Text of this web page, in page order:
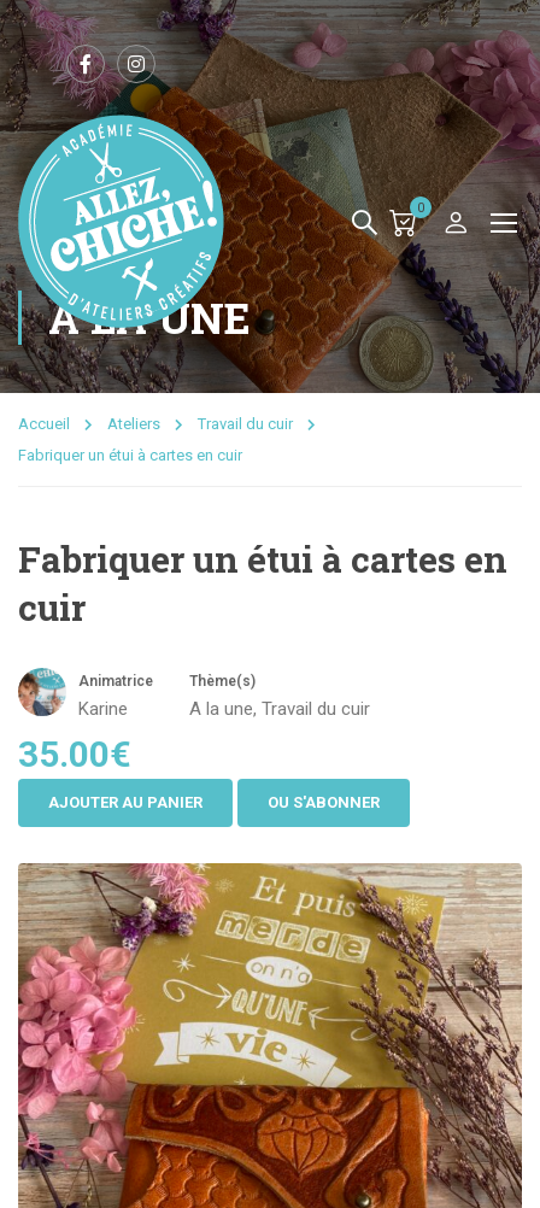
0
A LA UNE
Accueil Ateliers
Travail du cuir
Fabriquer un étui à cartes en cuir
Fabriquer un étui à cartes en
cuir
Animatrice
Karine
Thème(s)
A la une, Travail du cuir
35.00€
AJOUTER AU PANIER OU S'ABONNER